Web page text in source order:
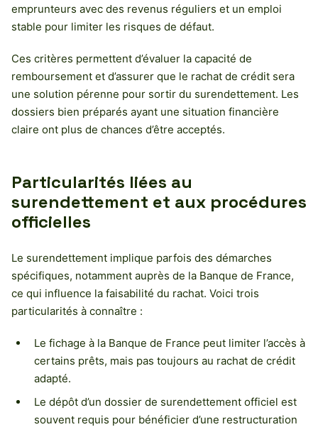
emprunteurs avec des revenus réguliers et un emploi
stable pour limiter les risques de défaut.
Ces critères permettent d’évaluer la capacité de
remboursement et d’assurer que le rachat de crédit sera
une solution pérenne pour sortir du surendettement. Les
dossiers bien préparés ayant une situation financière
claire ont plus de chances d’être acceptés.
Particularités liées au
surendettement et aux procédures
officielles
Le surendettement implique parfois des démarches
spécifiques, notamment auprès de la Banque de France,
ce qui influence la faisabilité du rachat. Voici trois
particularités à connaître :
Le fichage à la Banque de France peut limiter l’accès à
certains prêts, mais pas toujours au rachat de crédit
adapté.
Le dépôt d’un dossier de surendettement officiel est
souvent requis pour bénéficier d’une restructuration